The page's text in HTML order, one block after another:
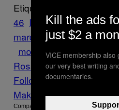
Etiquetado:
46 Italia marc
marquez Motociclismo
motor
motos ranch
Rossi
VICE Sports
Follow Us On Discover
Make Us Preferred In
Compartir:
Kill the ads
just $2 a
VICE membership also
our very best writing
documentaries.